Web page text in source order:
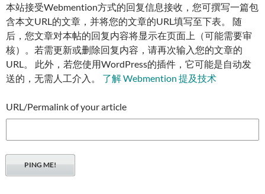
本站接受Webmention方式的回复信息接收，您可撰写一篇包
含本文URL的文章，并将您的文章的URL填写至下表。 随
后，您文章对本帖的回复内容将显示在页面上（可能需要审
核）。若需更新或删除回复内容，请再次输入您的文章的
URL。 此外，若您使用WordPress的插件，它可能是自动发
送的，无需人工介入。 了解 Webmention 提及技术
URL/Permalink of your article